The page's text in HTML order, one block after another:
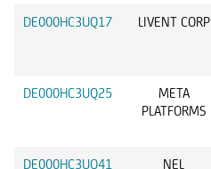
DE000HC3UQ17 LIVENT CORP
DE000HC3UQ25
META
PLATFORMS
DE000HC3UQ41 NEL